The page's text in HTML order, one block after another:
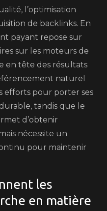
l’optimisation
de backlinks. En
payant repose sur
sur les moteurs de
en tête des résultats
naturel
efforts pour porter ses
tandis que le
d’obtenir
nécessite un
pour maintenir
les
en matière